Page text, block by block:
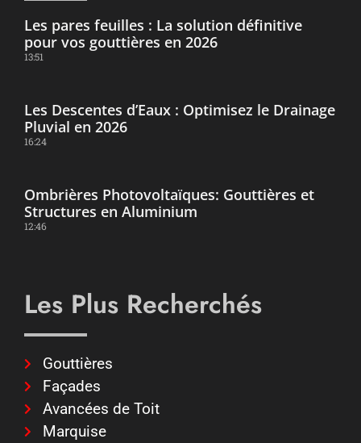
Les pares feuilles : La solution définitive
pour vos gouttières en 2026
13:51
Les Descentes d’Eaux : Optimisez le Drainage
Pluvial en 2026
16:24
Ombrières Photovoltaïques: Gouttières et
Structures en Aluminium
12:46
Les Plus Recherchés
Gouttières
Façades
Avancées de Toit
Marquise